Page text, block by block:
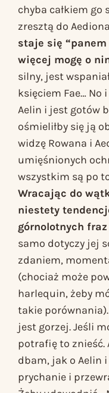
chyba całkiem
zresztą do
staje się
więcej mogę o
silny, jest
księciem Fae… No
Aelin i jest gotów
ośmieliłby się ją
widzę Rowana i
umięśnionych
wszystkim są po
Wracając do
niestety
górnolotnych
samo dotyczy jej
zdaniem,
(chociaż może
harlequin, żeby
takie
jest gorzej. Jeśli
potrafię to znieść.
dbam, jak o Aelin
prychanie i